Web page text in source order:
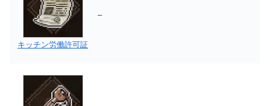
キッチン労働許可証
–